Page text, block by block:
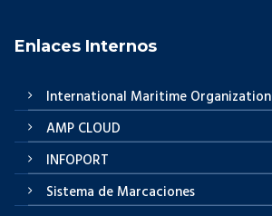
Enlaces Internos
International Maritime Organization
AMP CLOUD
INFOPORT
Sistema de Marcaciones